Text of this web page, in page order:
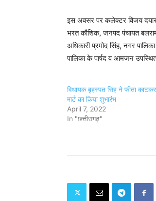
इस अवसर पर कलेक्टर विजय
भरत कौशिक, जनपद पंचायत
अधिकारी प्रमोद सिंह, नगर
पालिका के पार्षद व आमजन
विधायक बृहस्पत सिंह ने फीता
मार्ट का किया शुभारंभ
April 7, 2022
In "छत्तीसगढ़"